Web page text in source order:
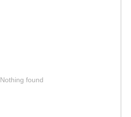
Nothing found